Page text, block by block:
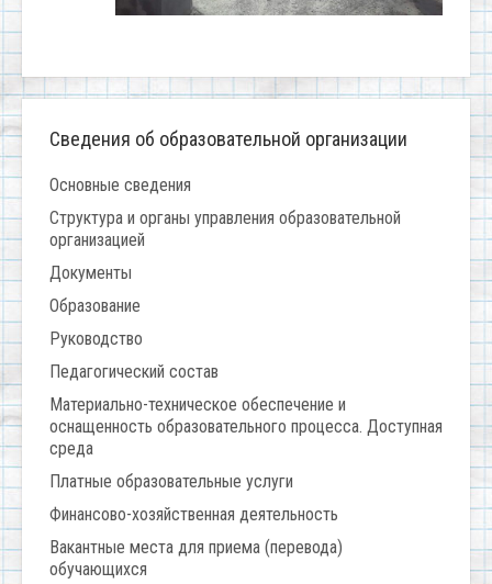
Сведения об образовательной организации
Основные сведения
Структура и органы управления образовательной
организацией
Документы
Образование
Руководство
Педагогический состав
Материально-техническое обеспечение и
оснащенность образовательного процесса. Доступная
среда
Платные образовательные услуги
Финансово-хозяйственная деятельность
Вакантные места для приема (перевода)
обучающихся